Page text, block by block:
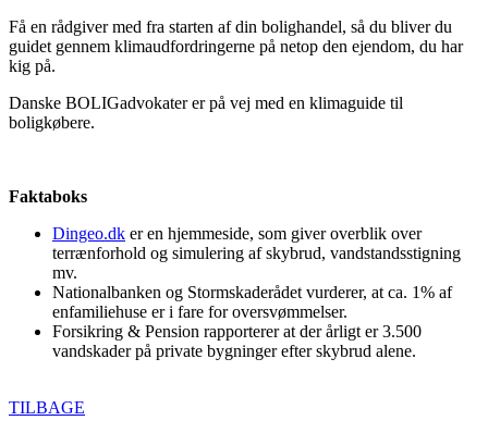
Få en rådgiver med fra starten af din bolighandel, så du bliver du
guidet gennem klimaudfordringerne på netop den ejendom, du har
kig på.
Danske BOLIGadvokater er på vej med en klimaguide til
boligkøbere.
Faktaboks
Dingeo.dk er en hjemmeside, som giver overblik over
terrænforhold og simulering af skybrud, vandstandsstigning
mv.
Nationalbanken og Stormskaderådet vurderer, at ca. 1% af
enfamiliehuse er i fare for oversvømmelser.
Forsikring & Pension rapporterer at der årligt er 3.500
vandskader på private bygninger efter skybrud alene.
TILBAGE